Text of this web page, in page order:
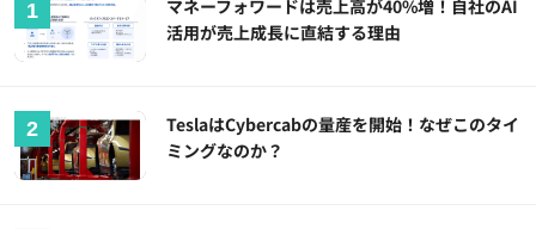
マネーフォワードは売上高が40%増！自社のAI
活用が売上成長に直結する理由
TeslaはCybercabの量産を開始！なぜこのタイ
ミングなのか？